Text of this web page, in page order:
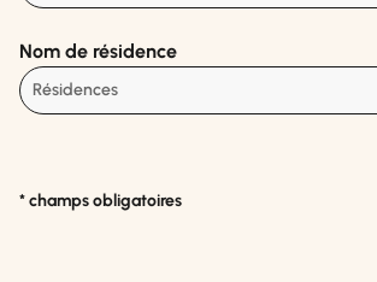
Nom de résidence
* champs obligatoires